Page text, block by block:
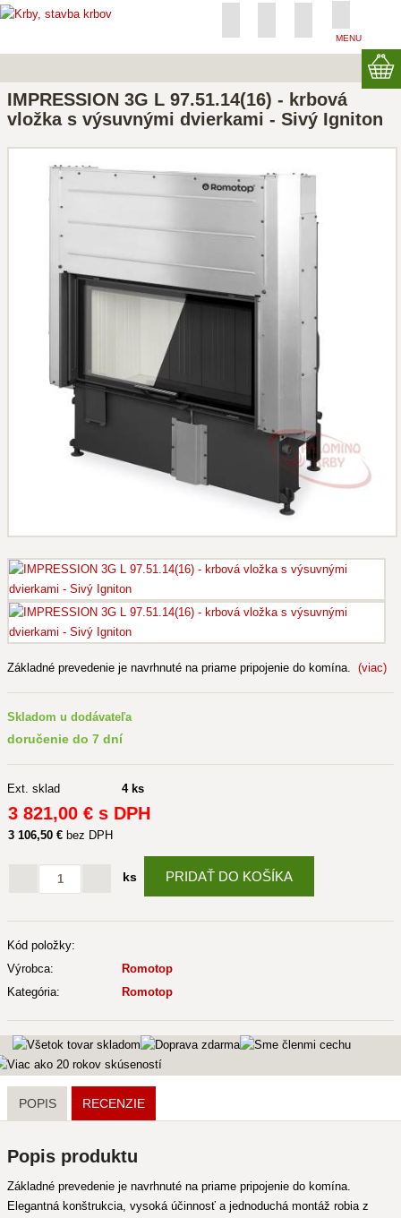
MENU
IMPRESSION 3G L 97.51.14(16) - krbová
vložka s výsuvnými dvierkami - Sivý Igniton
Základné prevedenie je navrhnuté na priame pripojenie do komína. (viac)
Skladom u dodávateľa
doručenie do 7 dní
Ext. sklad 4 ks
3 821,00 € s DPH
3 106,50 € bez DPH
ks PRIDAŤ DO KOŠÍKA
Kód položky:
Výrobca:
Romotop
Kategória:
Romotop
POPIS RECENZIE
Popis produktu
Základné prevedenie je navrhnuté na priame pripojenie do komína.
Elegantná konštrukcia, vysoká účinnosť a jednoduchá montáž robia z